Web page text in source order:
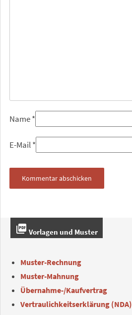
Name*
E-Mail*
picture_as_pdf Vorlagen und Muster
Muster-Rechnung
Muster-Mahnung
Übernahme-/Kaufvertrag
Vertraulichkeitserklärung (NDA)